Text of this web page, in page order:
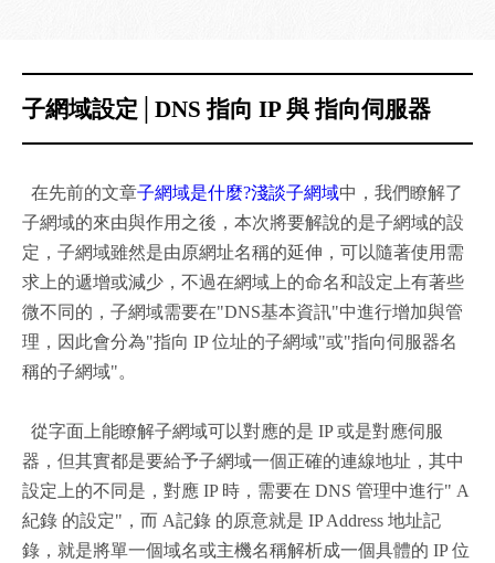
子網域設定│DNS 指向 IP 與 指向伺服器
在先前的文章子網域是什麼?淺談子網域中，我們瞭解了
子網域的來由與作用之後，本次將要解說的是子網域的設
定，子網域雖然是由原網址名稱的延伸，可以隨著使用需
求上的遞增或減少，不過在網域上的命名和設定上有著些
微不同的，子網域需要在"DNS基本資訊"中進行增加與管
理，因此會分為"指向 IP 位址的子網域"或"指向伺服器名
稱的子網域"。
從字面上能瞭解子網域可以對應的是 IP 或是對應伺服
器，但其實都是要給予子網域一個正確的連線地址，其中
設定上的不同是，對應 IP 時，需要在 DNS 管理中進行" A
紀錄 的設定"，而 A記錄 的原意就是 IP Address 地址記
錄，就是將單一個域名或主機名稱解析成一個具體的 IP 位